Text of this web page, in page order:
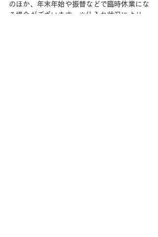
のほか、年末年始や振替などで臨時休業にな
る場合がございます。※仕入れ状況により、